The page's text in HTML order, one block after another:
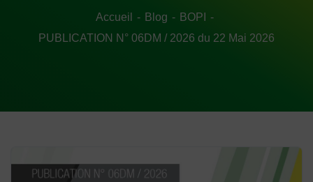
Accueil Blog
BOPI
PUBLICATION N° 06DM / 2026 du 22 Mai 2026